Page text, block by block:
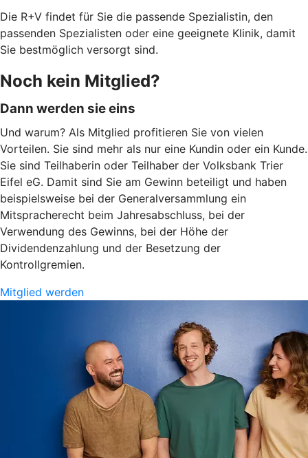
Die R+V findet für Sie die passende Spezialistin, den
passenden Spezialisten oder eine geeignete Klinik, damit
Sie bestmöglich versorgt sind.
Noch kein Mitglied?
Dann werden sie eins
Und warum? Als Mitglied profitieren Sie von vielen
Vorteilen. Sie sind mehr als nur eine Kundin oder ein Kunde.
Sie sind Teilhaberin oder Teilhaber der Volksbank Trier
Eifel eG. Damit sind Sie am Gewinn beteiligt und haben
beispielsweise bei der Generalversammlung ein
Mitspracherecht beim Jahresabschluss, bei der
Verwendung des Gewinns, bei der Höhe der
Dividendenzahlung und der Besetzung der
Kontrollgremien.
Mitglied werden